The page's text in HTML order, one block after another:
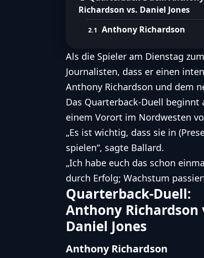
Richardson vs. Daniel Jones
Anthony Richardson
Als die Spieler am Dienstag
Journalisten, dass er einen
Anthony Richardson und dem
Das Quarterback-Duell
einem Vorort im Nordwesten
„Es ist wichtig, dass sie in
spielen“, sagte Ballard.
„Ich habe euch das schon
durch Erfolg; Wachstum
Quarterback-Duell:
Anthony Richardson
Daniel Jones
Anthony Richardson